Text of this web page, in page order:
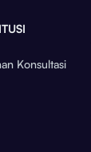
Konsultasi